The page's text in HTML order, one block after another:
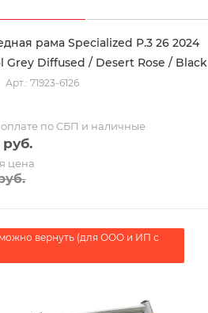
рама Specialized P.3 26 2024
Grey Diffused / Desert Rose / Black
Арт.: 71923-6126
по СБП и наличные
руб.
цена
вернуть (для ООО и ИП с